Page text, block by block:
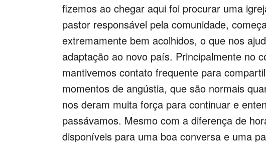
fizemos ao chegar aqui foi procurar uma
pastor responsável pela comunidade,
extremamente bem acolhidos, o que nos
adaptação ao novo país. Principalmente no
mantivemos contato frequente para
momentos de angústia, que são normais
nos deram muita força para continuar e
passávamos. Mesmo com a diferença de
disponíveis para uma boa conversa e uma